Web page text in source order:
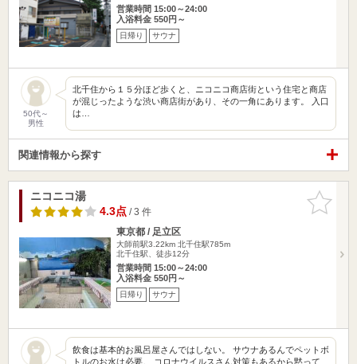
営業時間 15:00～24:00
入浴料金 550円～
日帰り サウナ
50代～
男性
北千住から１５分ほど歩くと、ニコニコ商店街という住宅と商店
が混じったような渋い商店街があり、その一角にあります。 入口
は…
関連情報から探す
お気に入
りに追加
ニコニコ湯
4.3点/ 3 件
東京都 / 足立区
大師前駅3.22km 北千住駅785m
北千住駅、徒歩12分
営業時間 15:00～24:00
入浴料金 550円～
日帰り サウナ
飲食は基本的お風呂屋さんではしない。 サウナあるんでペットボ
トルのお水は必要。 コロナウイルスさん対策もあるから黙って…